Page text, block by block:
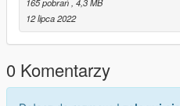
12 lipca 2022
0 Komentarzy